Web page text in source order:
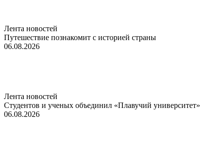
Лента новостей
Путешествие познакомит с историей страны
06.08.2026
Лента новостей
Студентов и ученых объединил «Плавучий университет»
06.08.2026